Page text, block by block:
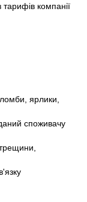
тарифів компанії
ярлики,
споживачу